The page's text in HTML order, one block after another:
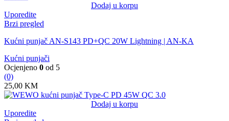
Dodaj u korpu
Uporedite
Brzi pregled
Kućni punjač AN-S143 PD+QC 20W Lightning | AN-KA
Kućni punjači
Ocjenjeno 0 od 5
(0)
25,00 KM
Dodaj u korpu
Uporedite